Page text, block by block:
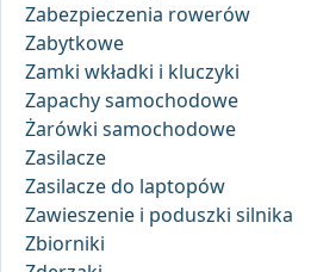
Zabezpieczenia rowerów
Zabytkowe
Zamki wkładki i kluczyki
Zapachy samochodowe
Żarówki samochodowe
Zasilacze
Zasilacze do laptopów
Zawieszenie i poduszki silnika
Zbiorniki